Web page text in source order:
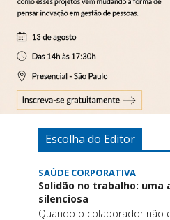
Escolha do Editor
SAÚDE CORPORATIVA
Solidão no trabalho: uma
silenciosa
Quando o colaborador não